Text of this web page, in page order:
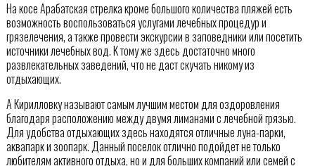
На косе Арабатская стрелка кроме большого количества пляжей есть
возможность воспользоваться услугами лечебных процедур и
грязелечения, а также провести экскурсии в заповедники или посетить
источники лечебных вод. К тому же здесь достаточно много
развлекательных заведений, что не даст скучать никому из
отдыхающих.
А Кирилловку называют самым лучшим местом для оздоровления
благодаря расположению между двумя лиманами с лечебной грязью.
Для удобства отдыхающих здесь находятся отличные луна-парки,
аквапарк и зоопарк. Данный поселок отлично подойдет не только
любителям активного отдыха, но и для больших компаний или семей с